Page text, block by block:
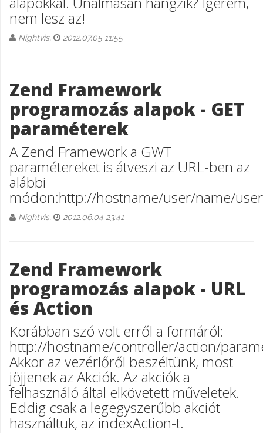
nem lesz az!
Nightvis, 2012.07.05 11:55
Zend Framework
programozás alapok - GET
paraméterek
A Zend Framework a GWT
paramétereket is átveszi az URL-ben az
alábbi
módon:http://hostname/user/name/
Nightvis, 2012.06.04 23:41
Zend Framework
programozás alapok - URL
és Action
Korábban szó volt erről a formáról:
http://hostname/controller/action/
Akkor az vezérlőről beszéltünk, most
jöjjenek az Akciók. Az akciók a
felhasználó által elkövetett műveletek.
Eddig csak a legegyszerűbb akciót
használtuk, az indexAction-t.